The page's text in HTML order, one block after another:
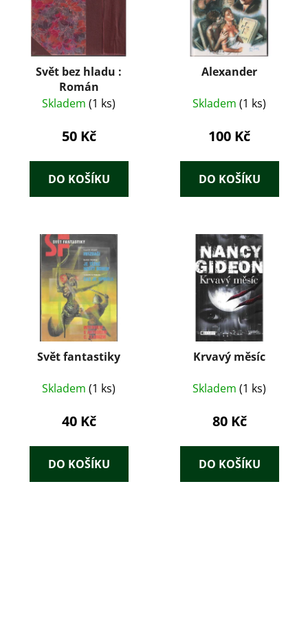
Svět bez hladu :
Román
Skladem (1 ks)
50 Kč
DO KOŠÍKU
Alexander
Skladem (1 ks)
100 Kč
DO KOŠÍKU
Svět fantastiky
Skladem (1 ks)
40 Kč
DO KOŠÍKU
Krvavý měsíc
Skladem (1 ks)
80 Kč
DO KOŠÍKU